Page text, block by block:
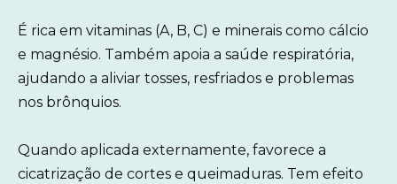
É rica em vitaminas (A, B, C) e minerais como cálcio
e magnésio. Também apoia a saúde respiratória,
ajudando a aliviar tosses, resfriados e problemas
nos brônquios.
Quando aplicada externamente, favorece a
cicatrização de cortes e queimaduras. Tem efeito